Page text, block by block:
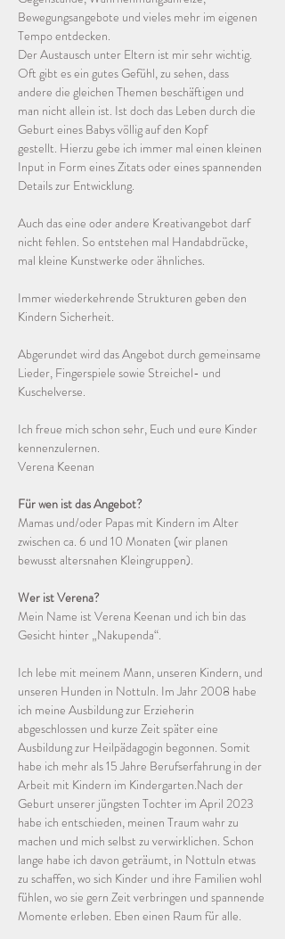
Bewegungsangebote und vieles mehr im eigenen
Tempo entdecken.
Der Austausch unter Eltern ist mir sehr wichtig.
Oft gibt es ein gutes Gefühl, zu sehen, dass
andere die gleichen Themen beschäftigen und
man nicht allein ist. Ist doch das Leben durch die
Geburt eines Babys völlig auf den Kopf
gestellt. Hierzu gebe ich immer mal einen kleinen
Input in Form eines Zitats oder eines spannenden
Details zur Entwicklung.
Auch das eine oder andere Kreativangebot darf
nicht fehlen. So entstehen mal Handabdrücke,
mal kleine Kunstwerke oder ähnliches.
Immer wiederkehrende Strukturen geben den
Kindern Sicherheit.
Abgerundet wird das Angebot durch gemeinsame
Lieder, Fingerspiele sowie Streichel- und
Kuschelverse.
Ich freue mich schon sehr, Euch und eure Kinder
kennenzulernen.
Verena Keenan
Für wen ist das Angebot?
Mamas und/oder Papas mit Kindern im Alter
zwischen ca. 6 und 10 Monaten (wir planen
bewusst altersnahen Kleingruppen).
Wer ist Verena?
Mein Name ist Verena Keenan und ich bin das
Gesicht hinter „Nakupenda“.
Ich lebe mit meinem Mann, unseren Kindern, und
unseren Hunden in Nottuln. Im Jahr 2008 habe
ich meine Ausbildung zur Erzieherin
abgeschlossen und kurze Zeit später eine
Ausbildung zur Heilpädagogin begonnen. Somit
habe ich mehr als 15 Jahre Berufserfahrung in der
Arbeit mit Kindern im Kindergarten.Nach der
Geburt unserer jüngsten Tochter im April 2023
habe ich entschieden, meinen Traum wahr zu
machen und mich selbst zu verwirklichen. Schon
lange habe ich davon geträumt, in Nottuln etwas
zu schaffen, wo sich Kinder und ihre Familien wohl
fühlen, wo sie gern Zeit verbringen und spannende
Momente erleben. Eben einen Raum für alle.